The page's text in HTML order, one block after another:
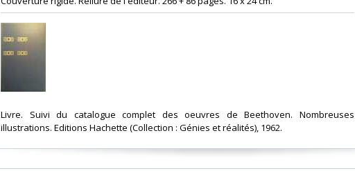
‎Livre. Suivi du catalogue complet des oeuvres de Beethoven. Nombreuses
illustrations. Editions Hachette (Collection : Génies et réalités), 1962.‎